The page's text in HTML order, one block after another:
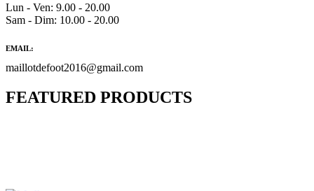
Lun - Ven: 9.00 - 20.00
Sam - Dim: 10.00 - 20.00
EMAIL:
maillotdefoot2016@gmail.com
FEATURED PRODUCTS